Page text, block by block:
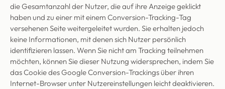
die Gesamtanzahl der Nutzer, die auf ihre Anzeige geklickt
haben und zu einer mit einem Conversion-Tracking-Tag
versehenen Seite weitergeleitet wurden. Sie erhalten jedoch
keine Informationen, mit denen sich Nutzer persönlich
identifizieren lassen. Wenn Sie nicht am Tracking teilnehmen
möchten, können Sie dieser Nutzung widersprechen, indem Sie
das Cookie des Google Conversion-Trackings über ihren
Internet-Browser unter Nutzereinstellungen leicht deaktivieren.